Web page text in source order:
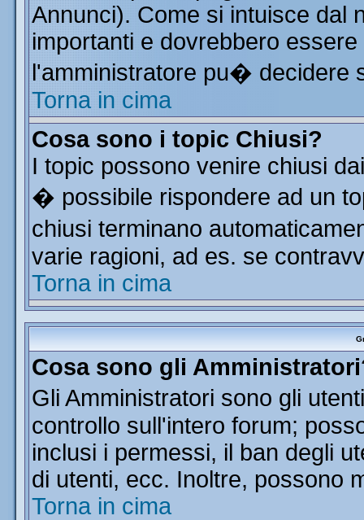
Annunci). Come si intuisce dal
importanti e dovrebbero
l'amministratore pu�
Torna in cima
Cosa sono i topic Chiusi?
I topic possono venire chiusi
� possibile rispondere ad un
chiusi terminano
varie ragioni, ad es. se
Torna in cima
Cosa sono gli
Gli Amministratori sono gli
controllo sull'intero forum;
inclusi i permessi, il ban degli
di utenti, ecc. Inoltre, possono
Torna in cima